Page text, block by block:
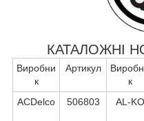
КАТАЛОЖНІ
Виробни
к
Артикул
к
ACDelco 506803 AL-KO